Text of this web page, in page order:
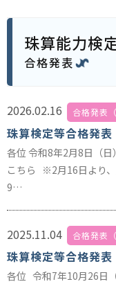
珠算能力検
合格発表
2026.02.16 合格発表
珠算検定等合格発表
各位 令和8年2月8日（
こちら ※2月16日より
9…
2025.11.04 合格発表
珠算検定等合格発
各位 令和7年10月26日